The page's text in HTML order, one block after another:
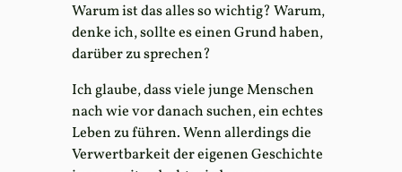
Warum ist das alles so wichtig? Warum,
denke ich, sollte es einen Grund haben,
darüber zu sprechen?
Ich glaube, dass viele junge Menschen
nach wie vor danach suchen, ein echtes
Leben zu führen. Wenn allerdings die
Verwertbarkeit der eigenen Geschichte